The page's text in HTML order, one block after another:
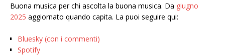
Buona musica per chi ascolta la buona musica. Da giugno
2025 aggiornato quando capita. La puoi seguire qui:
Bluesky (con i commenti)
Spotify